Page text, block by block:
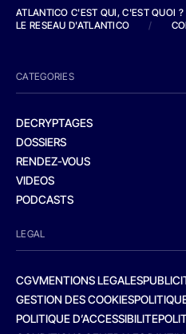
ATLANTICO C'EST QUI, C'EST QUOI ?
LE RESEAU D'ATLANTICO
/
CATEGORIES
DECRYPTAGES
DOSSIERS
RENDEZ-VOUS
VIDEOS
PODCASTS
LEGAL
CGVMENTIONS LEGALES
GESTION DES COOKIES
POLITIQUE D’ACCESSIBILITE